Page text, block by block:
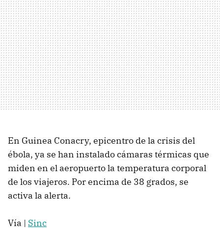
En Guinea Conacry, epicentro de la crisis del
ébola, ya se han instalado cámaras térmicas que
miden en el aeropuerto la temperatura corporal
de los viajeros. Por encima de 38 grados, se
activa la alerta.
Vía | Sinc